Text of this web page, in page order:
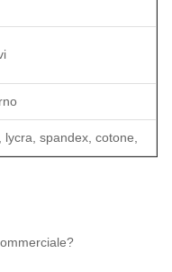
lycra, spandex, cotone,